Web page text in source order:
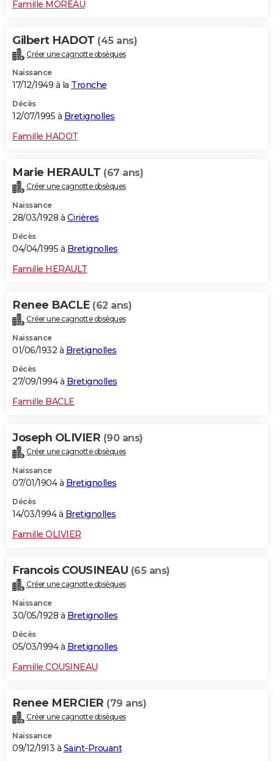
Famille MOREAU
Gilbert HADOT (45 ans)
Créer une cagnotte obsèques
Naissance
17/12/1949 à la Tronche
Décès
12/07/1995 à Bretignolles
Famille HADOT
Marie HERAULT (67 ans)
Créer une cagnotte obsèques
Naissance
28/03/1928 à Cirières
Décès
04/04/1995 à Bretignolles
Famille HERAULT
Renee BACLE (62 ans)
Créer une cagnotte obsèques
Naissance
01/06/1932 à Bretignolles
Décès
27/09/1994 à Bretignolles
Famille BACLE
Joseph OLIVIER (90 ans)
Créer une cagnotte obsèques
Naissance
07/01/1904 à Bretignolles
Décès
14/03/1994 à Bretignolles
Famille OLIVIER
Francois COUSINEAU (65 ans)
Créer une cagnotte obsèques
Naissance
30/05/1928 à Bretignolles
Décès
05/03/1994 à Bretignolles
Famille COUSINEAU
Renee MERCIER (79 ans)
Créer une cagnotte obsèques
Naissance
09/12/1913 à Saint-Prouant